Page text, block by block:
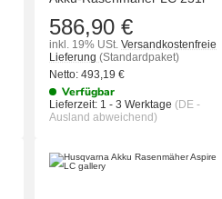
586,90 €
inkl. 19% USt. Versandkostenfreie
Lieferung (Standardpaket)
Netto: 493,19 €
Verfügbar
Lieferzeit: 1 - 3 Werktage (DE -
Ausland abweichend)